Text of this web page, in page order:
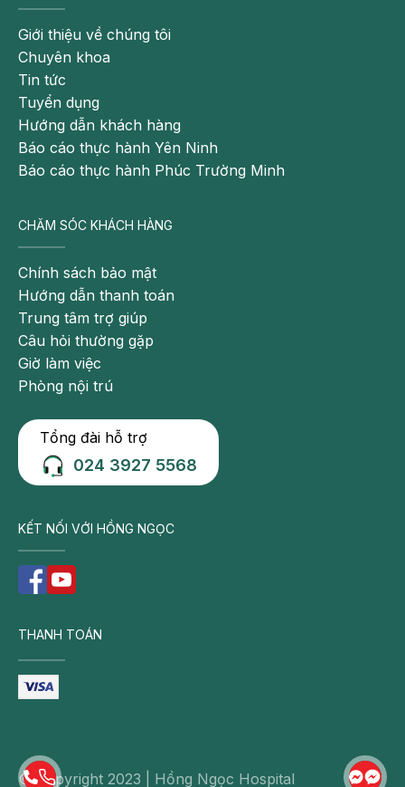
Giới thiệu về chúng tôi
Chuyên khoa
Tin tức
Tuyển dụng
Hướng dẫn khách hàng
Báo cáo thực hành Yên Ninh
Báo cáo thực hành Phúc Trường Minh
CHĂM SÓC KHÁCH HÀNG
Chính sách bảo mật
Hướng dẫn thanh toán
Trung tâm trợ giúp
Câu hỏi thường gặp
Giờ làm việc
Phòng nội trú
Tổng đài hỗ trợ
024 3927 5568
KẾT NỐI VỚI HỒNG NGỌC
THANH TOÁN
© Copyright 2023 | Hồng Ngọc Hospital